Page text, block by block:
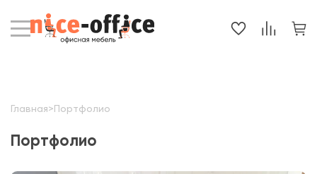
Главная> Портфолио
Портфолио